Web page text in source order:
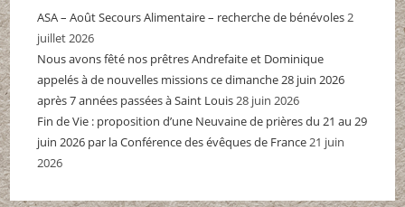
ASA – Août Secours Alimentaire – recherche de bénévoles2
juillet 2026
Nous avons fêté nos prêtres Andrefaite et Dominique
appelés à de nouvelles missions ce dimanche 28 juin 2026
après 7 années passées à Saint Louis28 juin 2026
Fin de Vie : proposition d’une Neuvaine de prières du 21 au 29
juin 2026 par la Conférence des évêques de France21 juin
2026